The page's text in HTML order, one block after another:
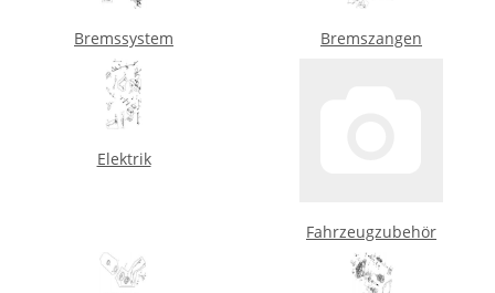
Bremssystem Bremszangen
Elektrik
Fahrzeugzubehör